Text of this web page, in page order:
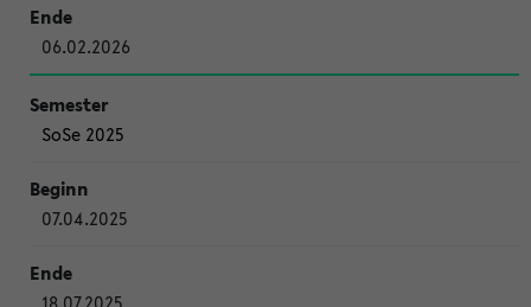
06.02.2026
SoSe 2025
07.04.2025